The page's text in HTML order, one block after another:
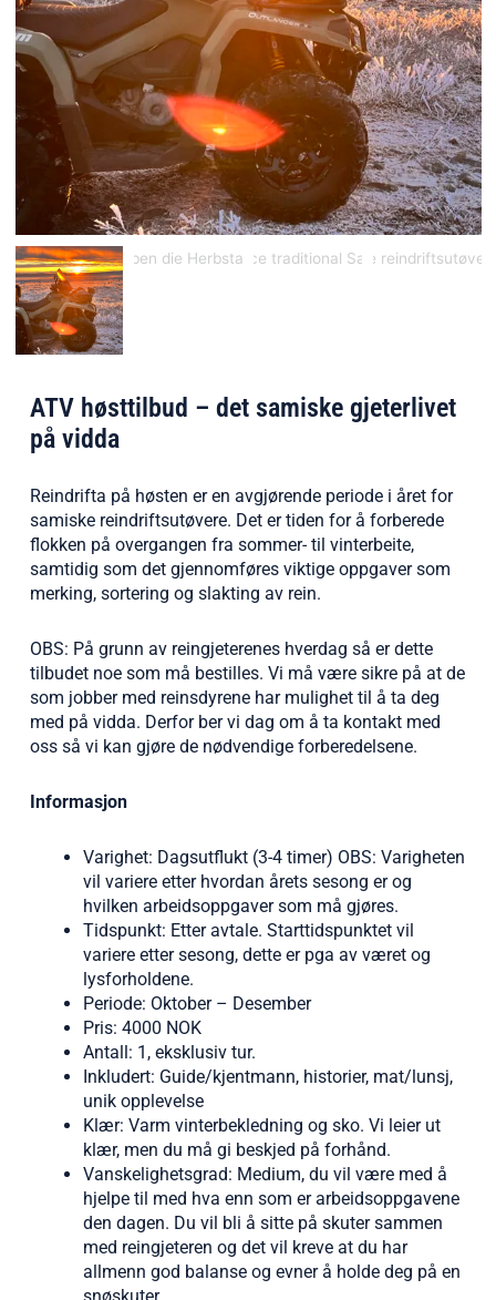
ATV høsttilbud – det samiske gjeterlivet
på vidda
Reindrifta på høsten er en avgjørende periode i året for
samiske reindriftsutøvere. Det er tiden for å forberede
flokken på overgangen fra sommer- til vinterbeite,
samtidig som det gjennomføres viktige oppgaver som
merking, sortering og slakting av rein.
OBS: På grunn av reingjeterenes hverdag så er dette
tilbudet noe som må bestilles. Vi må være sikre på at de
som jobber med reinsdyrene har mulighet til å ta deg
med på vidda. Derfor ber vi dag om å ta kontakt med
oss så vi kan gjøre de nødvendige forberedelsene.
Informasjon
Varighet: Dagsutflukt (3-4 timer) OBS: Varigheten
vil variere etter hvordan årets sesong er og
hvilken arbeidsoppgaver som må gjøres.
Tidspunkt: Etter avtale. Starttidspunktet vil
variere etter sesong, dette er pga av været og
lysforholdene.
Periode: Oktober – Desember
Pris: 4000 NOK
Antall: 1, eksklusiv tur.
Inkludert: Guide/kjentmann, historier, mat/lunsj,
unik opplevelse
Klær: Varm vinterbekledning og sko. Vi leier ut
klær, men du må gi beskjed på forhånd.
Vanskelighetsgrad: Medium, du vil være med å
hjelpe til med hva enn som er arbeidsoppgavene
den dagen. Du vil bli å sitte på skuter sammen
med reingjeteren og det vil kreve at du har
allmenn god balanse og evner å holde deg på en